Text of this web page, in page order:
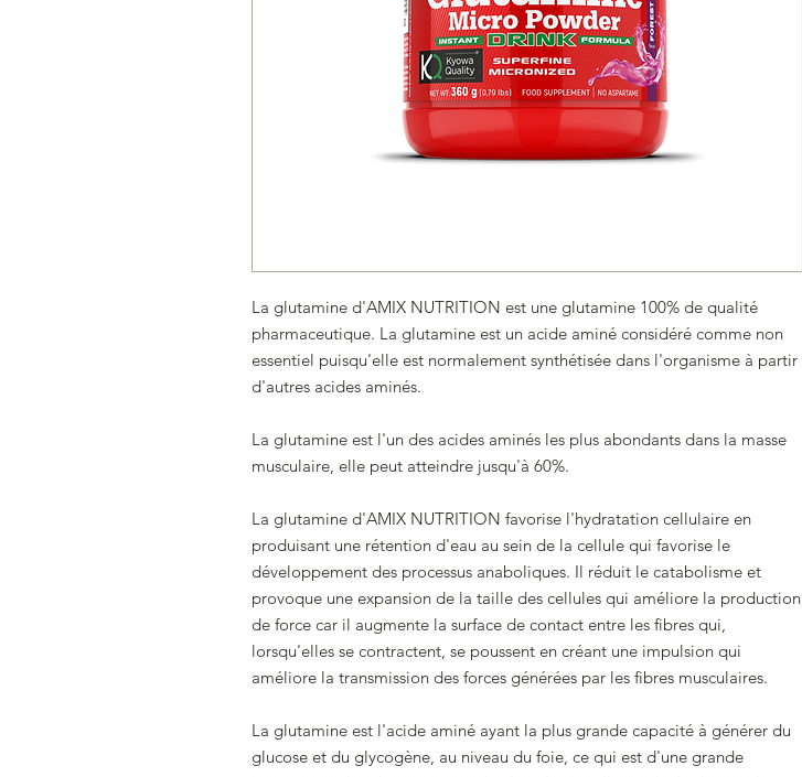
La glutamine d'AMIX NUTRITION est une glutamine 100% de qualité
pharmaceutique. La glutamine est un acide aminé considéré comme non
essentiel puisqu'elle est normalement synthétisée dans l'organisme à partir
d'autres acides aminés.
La glutamine est l'un des acides aminés les plus abondants dans la masse
musculaire, elle peut atteindre jusqu'à 60%.
La glutamine d'AMIX NUTRITION favorise l'hydratation cellulaire en
produisant une rétention d'eau au sein de la cellule qui favorise le
développement des processus anaboliques. Il réduit le catabolisme et
provoque une expansion de la taille des cellules qui améliore la production
de force car il augmente la surface de contact entre les fibres qui,
lorsqu'elles se contractent, se poussent en créant une impulsion qui
améliore la transmission des forces générées par les fibres musculaires.
La glutamine est l'acide aminé ayant la plus grande capacité à générer du
glucose et du glycogène, au niveau du foie, ce qui est d'une grande